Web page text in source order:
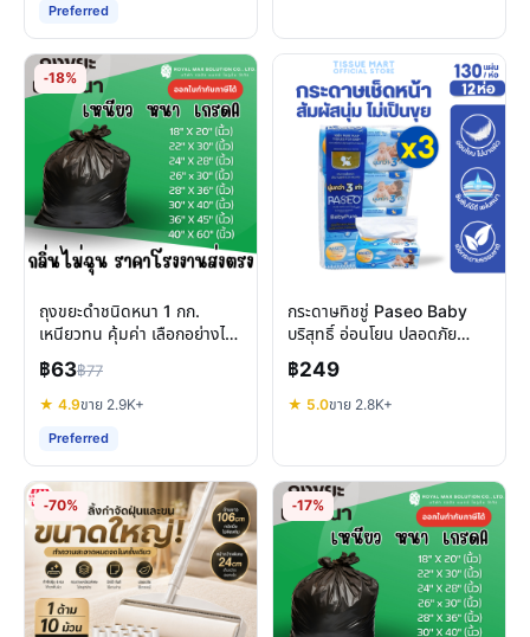
Preferred
-18%
ถุงขยะดำชนิดหนา 1 กก.
เหนียวทน คุ้มค่า เลือกอย่างไร
ให้ตอบโจทย์ทุกการใช้งาน
฿63฿77
★ 4.9ขาย 2.9K+
Preferred
กระดาษทิชชู่ Paseo Baby
บริสุทธิ์ อ่อนโยน ปลอดภัย
สำหรับผิวแพ้ง่ายและลูกน้อย
฿249
★ 5.0ขาย 2.8K+
-70% -17%